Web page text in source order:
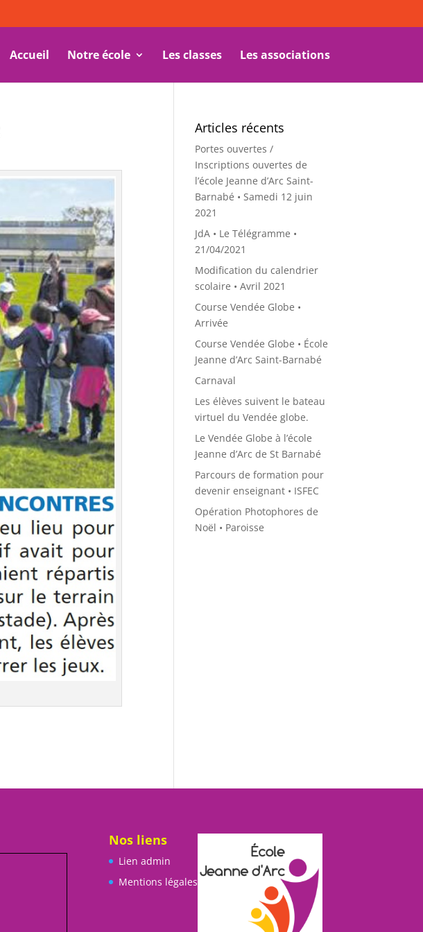
Accueil Notre école Les classes Les associations
Articles récents
Portes ouvertes /
Inscriptions ouvertes de
l’école Jeanne d’Arc Saint-
Barnabé • Samedi 12 juin
2021
JdA • Le Télégramme •
21/04/2021
Modification du calendrier
scolaire • Avril 2021
Course Vendée Globe •
Arrivée
Course Vendée Globe • École
Jeanne d’Arc Saint-Barnabé
Carnaval
Les élèves suivent le bateau
virtuel du Vendée globe.
Le Vendée Globe à l’école
Jeanne d’Arc de St Barnabé
Parcours de formation pour
devenir enseignant • ISFEC
Opération Photophores de
Noël • Paroisse
Nos liens
Lien admin
Mentions légales